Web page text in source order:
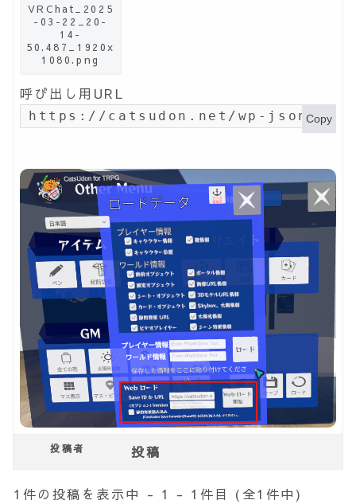
VRChat_2025
-03-22_20-
14-
50.487_1920x
1080.png
呼び出し用URL
https://catsudon.net/wp-json/my-
Copy
投稿者 投稿
1件の投稿を表示中 - 1 - 1件目 (全1件中)